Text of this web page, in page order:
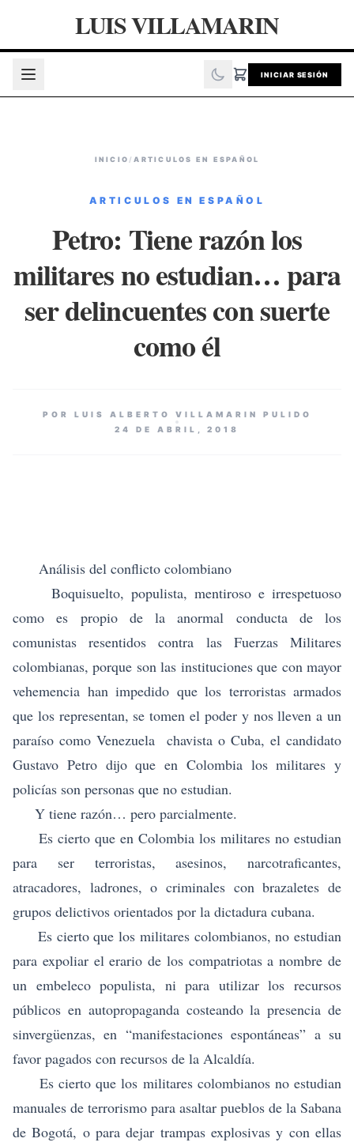
LUIS VILLAMARIN
INICIAR SESIÓN
INICIO /ARTICULOS EN ESPAÑOL
ARTICULOS EN ESPAÑOL
Petro: Tiene razón los
militares no estudian… para
ser delincuentes con suerte
como él
POR LUIS ALBERTO VILLAMARIN PULIDO
24 DE ABRIL, 2018
Análisis del conflicto colombiano
Boquisuelto, populista, mentiroso e irrespetuoso
como es propio de la anormal conducta de los
comunistas resentidos contra las Fuerzas Militares
colombianas, porque son las instituciones que con mayor
vehemencia han impedido que los terroristas armados
que los representan, se tomen el poder y nos lleven a un
paraíso como Venezuela chavista o Cuba, el candidato
Gustavo Petro dijo que en Colombia los militares y
policías son personas que no estudian.
Y tiene razón… pero parcialmente.
Es cierto que en Colombia los militares no estudian
para ser terroristas, asesinos, narcotraficantes,
atracadores, ladrones, o criminales con brazaletes de
grupos delictivos orientados por la dictadura cubana.
Es cierto que los militares colombianos, no estudian
para expoliar el erario de los compatriotas a nombre de
un embeleco populista, ni para utilizar los recursos
públicos en autopropaganda costeando la presencia de
sinvergüenzas, en “manifestaciones espontáneas” a su
favor pagados con recursos de la Alcaldía.
Es cierto que los militares colombianos no estudian
manuales de terrorismo para asaltar pueblos de la Sabana
de Bogotá, o para dejar trampas explosivas y con ellas